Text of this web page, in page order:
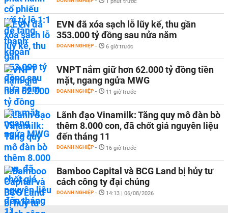
EVN đã xóa sạch lỗ lũy kế, thu gần
353.000 tỷ đồng sau nửa năm
DOANH NGHIỆP - 6 giờ trước
VNPT nắm giữ hơn 62.000 tỷ đồng tiền
mặt, ngang ngửa MWG
DOANH NGHIỆP - 11 giờ trước
Lãnh đạo Vinamilk: Tăng quy mô đàn bò
thêm 8.000 con, đã chốt giá nguyên liệu
đến tháng 11
DOANH NGHIỆP - 16 giờ trước
Bamboo Capital và BCG Land bị hủy tư
cách công ty đại chúng
DOANH NGHIỆP - 14:13 | 06/08/2026